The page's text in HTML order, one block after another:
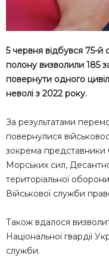
5 червня відбувся 75-й
полону визволили 185
повернути одного
неволі з 2022 року.
За результатами
повернулися
зокрема представники
Морських сил,
територіальної
Військової служби
Також вдалося
Національної гвардії
служби.